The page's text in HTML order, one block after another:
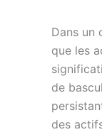
Dans un
que les
de
des